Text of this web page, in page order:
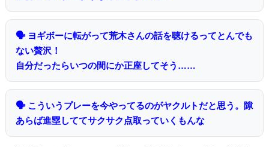
🗣 ヨギボーに転がって荒木さんの話を聴けるってとんでも
ない贅沢！
自分だったらいつの間にか正座してそう……
🗣 こういうプレーを今やってるのがヤクルトだと思う。隙
あらば進塁しててサクサク点取っていくもんな